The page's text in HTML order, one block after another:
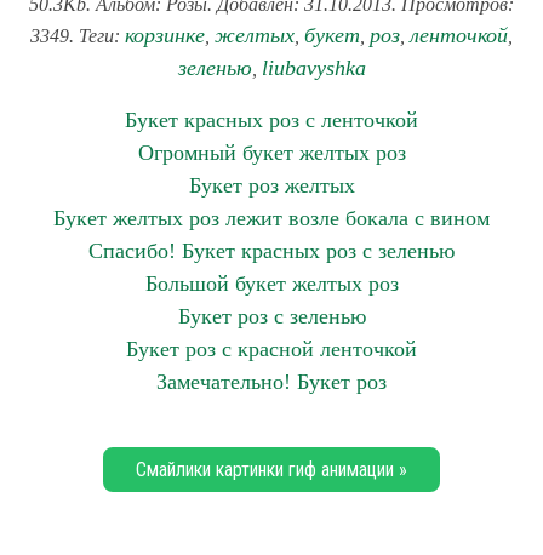
50.3Kb. Альбом: Розы. Добавлен: 31.10.2013. Просмотров:
3349. Теги: корзинке желтых букет роз ленточкой
зеленью, liubavyshka
Букет красных роз с ленточкой
Огромный букет желтых роз
Букет роз желтых
Букет желтых роз лежит возле бокала с вином
Спасибо! Букет красных роз с зеленью
Большой букет желтых роз
Букет роз с зеленью
Букет роз с красной ленточкой
Замечательно! Букет роз
Смайлики картинки гиф анимации »